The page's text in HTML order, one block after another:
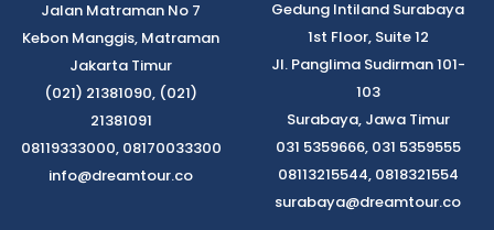
Jalan Matraman No 7
Kebon Manggis, Matraman
Jakarta Timur
(021) 21381090, (021)
21381091
08119333000, 08170033300
info@dreamtour.co
Gedung Intiland Surabaya
1st Floor, Suite 12
Jl. Panglima Sudirman 101-
103
Surabaya, Jawa Timur
031 5359666, 031 5359555
08113215544, 0818321554
surabaya@dreamtour.co